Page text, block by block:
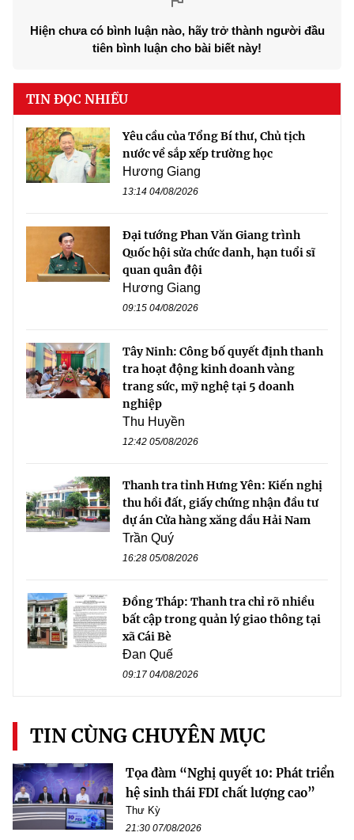
Hiện chưa có bình luận nào, hãy trở thành người đầu
tiên bình luận cho bài biết này!
TIN ĐỌC NHIỀU
Yêu cầu của Tổng Bí thư, Chủ tịch
nước về sắp xếp trường học
Hương Giang
13:14 04/08/2026
Đại tướng Phan Văn Giang trình
Quốc hội sửa chức danh, hạn tuổi sĩ
quan quân đội
Hương Giang
09:15 04/08/2026
Tây Ninh: Công bố quyết định thanh
tra hoạt động kinh doanh vàng
trang sức, mỹ nghệ tại 5 doanh
nghiệp
Thu Huyền
12:42 05/08/2026
Thanh tra tỉnh Hưng Yên: Kiến nghị
thu hồi đất, giấy chứng nhận đầu tư
dự án Cửa hàng xăng dầu Hải Nam
Trần Quý
16:28 05/08/2026
Đồng Tháp: Thanh tra chỉ rõ nhiều
bất cập trong quản lý giao thông tại
xã Cái Bè
Đan Quế
09:17 04/08/2026
TIN CÙNG CHUYÊN MỤC
Tọa đàm “Nghị quyết 10: Phát triển
hệ sinh thái FDI chất lượng cao”
Thư Kỳ
21:30 07/08/2026